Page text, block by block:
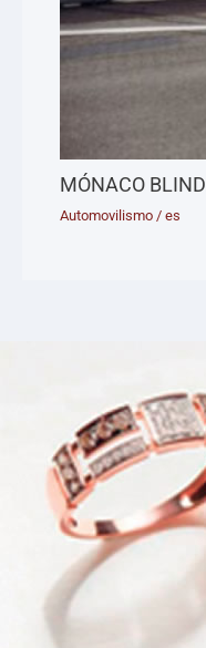
MÓNACO
Automovilismo /es